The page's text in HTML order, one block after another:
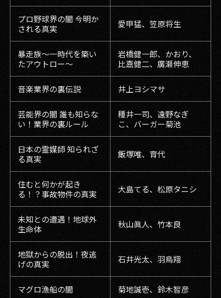
プロ野球界の闇 今明か
される真実
愛甲猛、笠原将生
暴走族〜一時代を築い
たアウトロー〜
岩橋健一郎、かおり、
比嘉健二、廣瀬伸恵
音楽業界の裏伝説 井上ヨシマサ
芸能界の闇 誰も知らな
い！業界の裏ルール
種井一司、遠野なぎ
こ、バーガー菊池
日本の霊媒師 知られざ
る真実
飯塚唯、育代
住むと何かが起き
る！？事故物件の真実
大島てる、松原タニシ
未知との遭遇！地球外
生命体
秋山眞人、竹本良
地獄からの脱出！夜逃
げの真実
石井光太、羽鳥翔
マグロ漁船の闇 菊地誠壱、鈴木智彦